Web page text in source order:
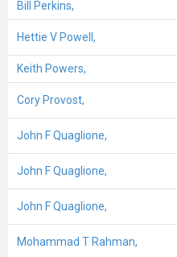
Bill Perkins,
Hettie V Powell,
Keith Powers,
Cory Provost,
John F Quaglione,
John F Quaglione,
John F Quaglione,
Mohammad T Rahman,